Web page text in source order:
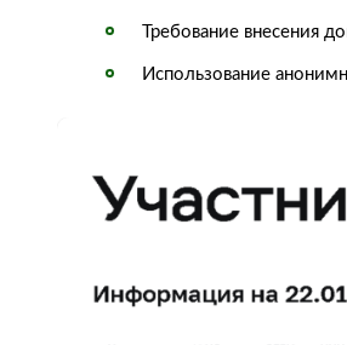
Требование внесения
Использование